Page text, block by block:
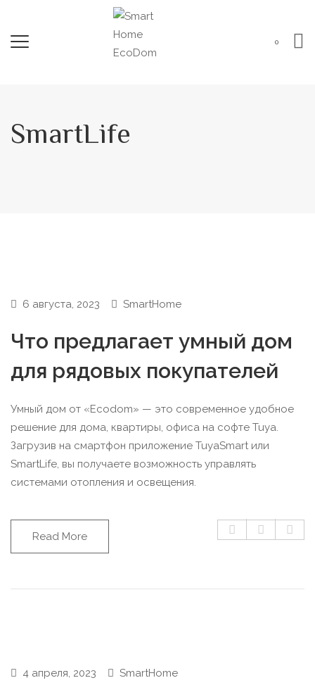
0
SmartLife
6 августа, 2023 SmartHome
Что предлагает умный дом
для рядовых покупателей
Умный дом от «Ecodom» — это современное удобное
решение для дома, квартиры, офиса на софте Tuya.
Загрузив на смартфон приложение TuyaSmart или
SmartLife, вы получаете возможность управлять
системами отопления и освещения.
Read More
4 апреля, 2023 SmartHome